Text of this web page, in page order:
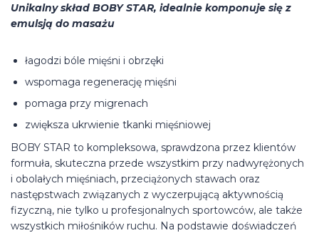
Unikalny skład BOBY STAR, idealnie komponuje się z
emulsją do masażu
łagodzi bóle mięśni i obrzęki
wspomaga regenerację mięśni
pomaga przy migrenach
zwiększa ukrwienie tkanki mięśniowej
BOBY STAR to kompleksowa, sprawdzona przez klientów
formuła, skuteczna przede wszystkim przy nadwyrężonych
i obolałych mięśniach, przeciążonych stawach oraz
następstwach związanych z wyczerpującą aktywnością
fizyczną, nie tylko u profesjonalnych sportowców, ale także
wszystkich miłośników ruchu. Na podstawie doświadczeń